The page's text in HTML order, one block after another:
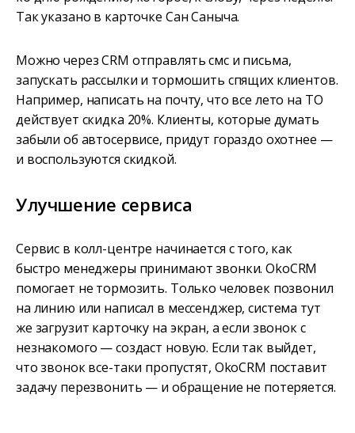
Так указано в карточке Сан Саныча.
Можно через CRM отправлять смс и письма,
запускать рассылки и тормошить спящих клиентов.
Например, написать на почту, что все лето на ТО
действует скидка 20%. Клиенты, которые думать
забыли об автосервисе, придут гораздо охотнее —
и воспользуются скидкой.
Улучшение сервиса
Сервис в колл-центре начинается с того, как
быстро менеджеры принимают звонки. OkoCRM
помогает не тормозить. Только человек позвонил
на линию или написал в мессенджер, система тут
же загрузит карточку на экран, а если звонок с
незнакомого — создаст новую. Если так выйдет,
что звонок все-таки пропустят, OkoCRM поставит
задачу перезвонить — и обращение не потеряется.